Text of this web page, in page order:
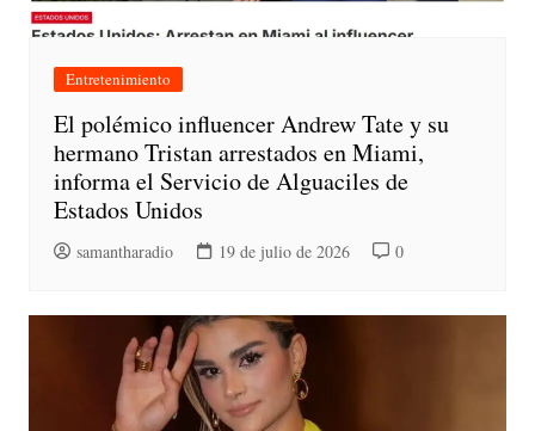
Entretenimiento
El polémico influencer Andrew Tate y su
hermano Tristan arrestados en Miami,
informa el Servicio de Alguaciles de
Estados Unidos
samantharadio 19 de julio de 2026 0